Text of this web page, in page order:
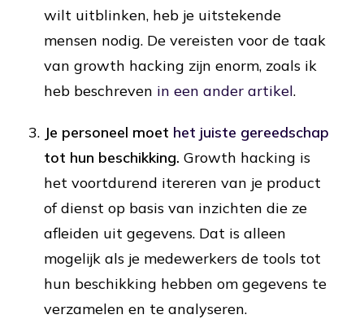
wilt uitblinken, heb je uitstekende
mensen nodig. De vereisten voor de taak
van growth hacking zijn enorm, zoals ik
heb beschreven in een ander artikel.
Je personeel moet het juiste gereedschap
tot hun beschikking. Growth hacking is
het voortdurend itereren van je product
of dienst op basis van inzichten die ze
afleiden uit gegevens. Dat is alleen
mogelijk als je medewerkers de tools tot
hun beschikking hebben om gegevens te
verzamelen en te analyseren.